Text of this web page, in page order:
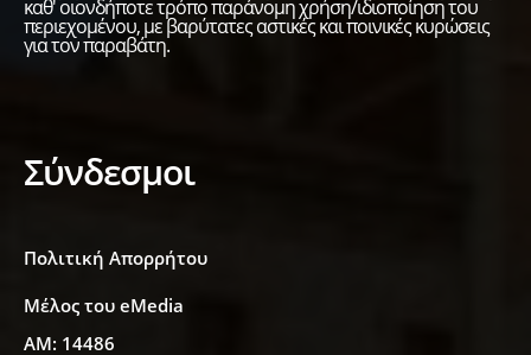
καθ' οιονδήποτε τρόπο παράνομη χρήση/ιδιοποίηση του
περιεχομένου, με βαρύτατες αστικές και ποινικές κυρώσεις
για τον παραβάτη.
Σύνδεσμοι
Πολιτική Απορρήτου
Μέλος του eMedia
ΑΜ: 14486